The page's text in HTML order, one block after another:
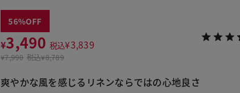
56
¥3,490 税込¥3,839
¥7,990 税込¥8,789
爽やかな風を感じるリネンならではの心地良さ